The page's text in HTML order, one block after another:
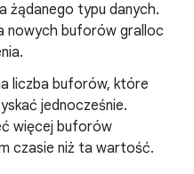
żądanego typu danych.
nowych buforów gralloc
liczba buforów, które
jednocześnie.
więcej buforów
czasie niż ta wartość.